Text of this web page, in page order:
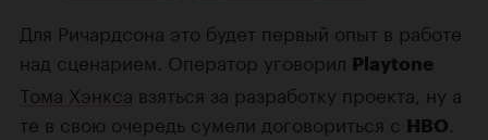
Для Ричардсона это будет первый опыт в работе
над сценарием. Оператор уговорил Playtone
Тома Хэнкса взяться за разработку проекта, ну а
те в свою очередь сумели договориться с HBO